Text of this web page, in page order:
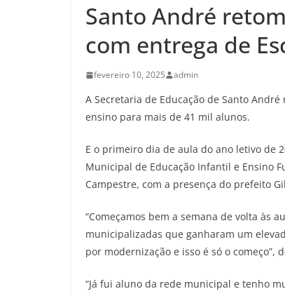
Santo André
com entrega de
fevereiro 10, 2025 admin
A Secretaria de Educação de Santo
ensino para mais de 41 mil alunos.
E o primeiro dia de aula do ano letivo de
Municipal de Educação Infantil e Ensino
Campestre, com a presença do prefeito
“Começamos bem a semana de volta às
municipalizadas que ganharam um
por modernização e isso é só o começo”,
“Já fui aluno da rede municipal e tenho